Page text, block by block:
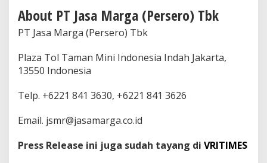
About PT Jasa Marga (Persero) Tbk
PT Jasa Marga (Persero) Tbk
Plaza Tol Taman Mini Indonesia Indah Jakarta,
13550 Indonesia
Telp. +6221 841 3630, +6221 841 3626
Email. jsmr@jasamarga.co.id
Press Release ini juga sudah tayang di VRITIMES